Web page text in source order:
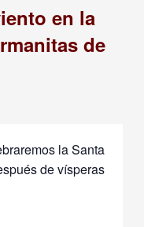
en la
de
la Santa
de vísperas